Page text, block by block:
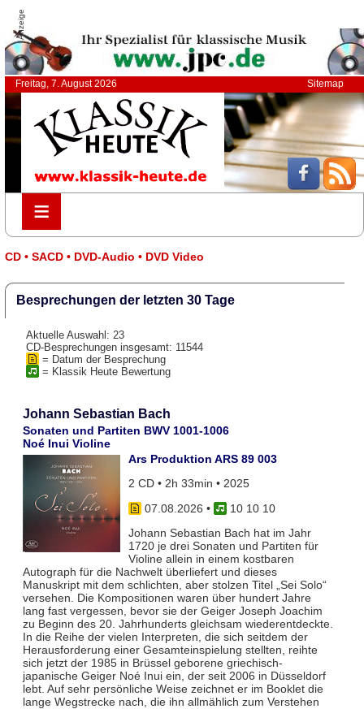
Anzeige
Freitag, 7. August 2026 Sitemap
≡
≡
CD • SACD • DVD-Audio • DVD Video
Besprechungen der letzten 30 Tage
Aktuelle Auswahl: 23
CD-Besprechungen insgesamt: 11544
= Datum der Besprechung
= Klassik Heute Bewertung
Johann Sebastian Bach
Sonaten und Partiten BWV 1001-1006
Noé Inui Violine
Ars Produktion ARS 89 003
2 CD • 2h 33min • 2025
07.08.2026 •
10 10 10
Johann Sebastian Bach hat im Jahr
1720 je drei Sonaten und Partiten für
Violine allein in einem kostbaren
Autograph für die Nachwelt überliefert und dieses
Manuskript mit dem schlichten, aber stolzen Titel „Sei Solo“
versehen. Die Kompositionen waren über hundert Jahre
lang fast vergessen, bevor sie der Geiger Joseph Joachim
zu Beginn des 20. Jahrhunderts gleichsam wiederentdeckte.
In die Reihe der vielen Interpreten, die sich seitdem der
Herausforderung einer Gesamteinspielung stellten, reihte
sich jetzt der 1985 in Brüssel geborene griechisch-
japanische Geiger Noé Inui ein, der seit 2006 in Düsseldorf
lebt. Auf sehr persönliche Weise zeichnet er im Booklet die
lange Wegstrecke nach, die ihn allmählich zum Verstehen